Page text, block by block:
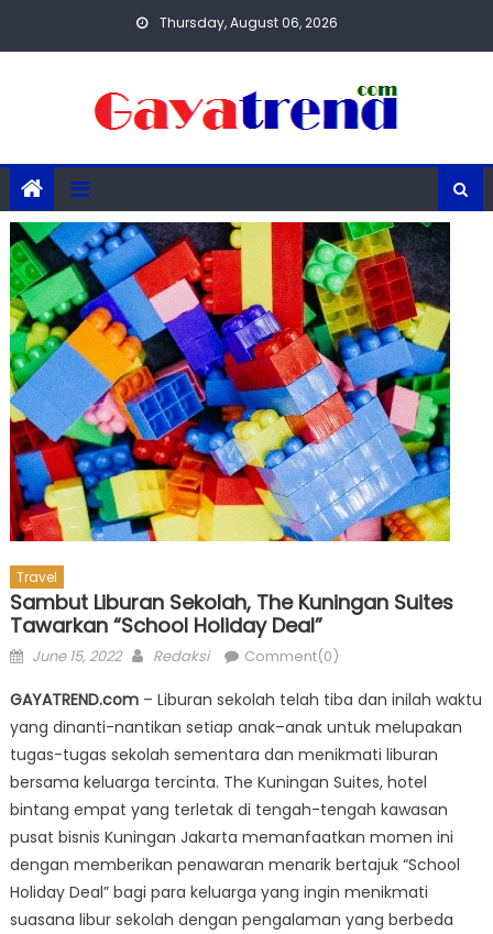
Thursday, August 06, 2026
Travel
Sambut Liburan Sekolah, The Kuningan Suites
Tawarkan “School Holiday Deal”
Posted
June 15, 2022 Author
Redaksi Comment(0)
GAYATREND.com– Liburan sekolah telah tiba dan inilah waktu
yang dinanti-nantikan setiap anak–anak untuk melupakan
tugas-tugas sekolah sementara dan menikmati liburan
bersama keluarga tercinta. The Kuningan Suites, hotel
bintang empat yang terletak di tengah-tengah kawasan
pusat bisnis Kuningan Jakarta memanfaatkan momen ini
dengan memberikan penawaran menarik bertajuk “School
Holiday Deal” bagi para keluarga yang ingin menikmati
suasana libur sekolah dengan pengalaman yang berbeda